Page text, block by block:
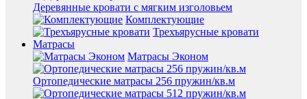
Деревянные кровати с мягким изголовьем
Комплектующие
Трехъярусные кровати
Матрасы
Матрасы Эконом
Ортопедические матрасы 256 пружин/кв.м